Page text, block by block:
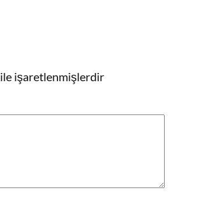
ile işaretlenmişlerdir